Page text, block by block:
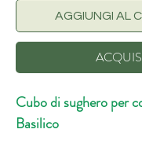
AGGIUNGI AL
Cubo di sughero per
Basilico